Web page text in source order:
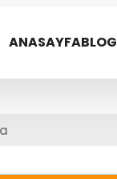
ANASAYFABLOG